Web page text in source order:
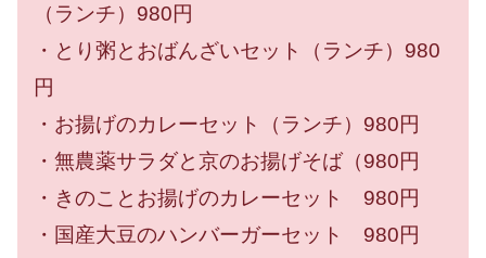
（ランチ）980円
・とり粥とおばんざいセット（ランチ）980
円
・お揚げのカレーセット（ランチ）980円
・無農薬サラダと京のお揚げそば（980円
・きのことお揚げのカレーセット 980円
・国産大豆のハンバーガーセット 980円